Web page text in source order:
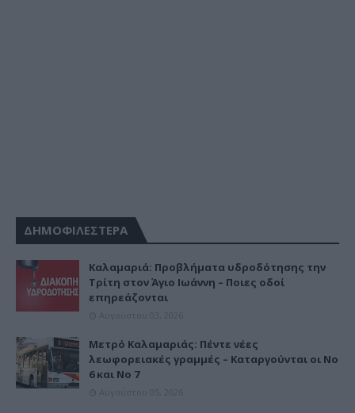
ΔΗΜΟΦΙΛΕΣΤΕΡΑ
Καλαμαριά: Προβλήματα υδροδότησης την
Τρίτη στον Άγιο Ιωάννη – Ποιες οδοί
επηρεάζονται
Μετρό Καλαμαριάς: Πέντε νέες
λεωφορειακές γραμμές – Καταργούνται οι Νο
6 και Νο 7